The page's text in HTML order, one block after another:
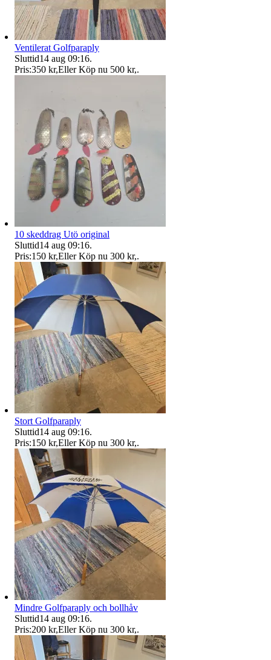
Ventilerat Golfparaply
Sluttid14 aug 09:16.
Pris:350 kr,Eller Köp nu 500 kr,.
10 skeddrag Utö original
Sluttid14 aug 09:16.
Pris:150 kr,Eller Köp nu 300 kr,.
Stort Golfparaply
Sluttid14 aug 09:16.
Pris:150 kr,Eller Köp nu 300 kr,.
Mindre Golfparaply och bollhåv
Sluttid14 aug 09:16.
Pris:200 kr,Eller Köp nu 300 kr,.